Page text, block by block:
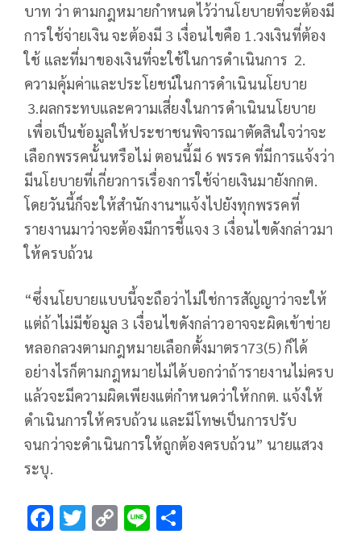
บาท​ ว่า ตามกฎหมายกำหนดไว้ว่านโยบายที่จะต้องมี
การใช้จ่ายเงิน จะต้องมี 3 เงื่อนไขคือ 1.วงเงินที่ต้อง
ใช้ และที่มาของเงินที่จะใช้ในการดำเนินการ 2.
ความคุ้มค่าและประโยชน์ในการดำเนินนโยบาย
3.ผลกระทบและความเสี่ยงในการดำเนินนโยบาย
เพื่อเป็นข้อมูลให้ประชาชนพิจารณาตัดสินใจว่าจะ
เลือกพรรคนั้นหรือไม่ ตอนนี้มี 6 พรรค ที่มีการแจ้งว่า
มีนโยบายที่เกี่ยวการเรื่องการใช้จ่ายเงินมายังกกต.
โดยวันนี้ก็จะให้สำนักงานฯแจ้งไปยังทุกพรรคที่
รายงานมาว่าจะต้องมีการชี้แจง 3 เงื่อนไขดังกล่าวมา
ให้ครบถ้วน
“ซึ่งนโยบายแบบนี้จะถือว่าไม่ใช่การสัญญาว่าจะให้
แต่ถ้าไม่มีข้อมูล 3 เงื่อนไขดังกล่าวอาจจะผิดเข้าข่าย
หลอกลวงตามกฎหมายเลือกตั้งมาตรา73(5) ก็ได้
อย่างไรก็ตามกฎหมายไม่ได้บอกว่าถ้ารายงานไม่ครบ
แล้วจะมีความผิดเพียงแต่กำหนดว่าให้กกต. แจ้งให้
ดำเนินการให้ครบถ้วน และมีโทษเป็นการปรับ
จนกว่าจะดำเนินการให้ถูกต้องครบถ้วน” นายแสวง
ระบุ.
F T C Li